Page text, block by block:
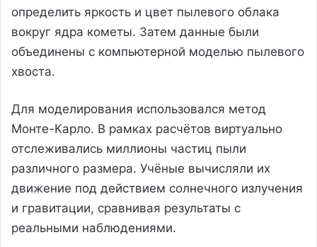
определить яркость и цвет пылевого облака
вокруг ядра кометы. Затем данные были
объединены с компьютерной моделью пылевого
хвоста.
Для моделирования использовался метод
Монте-Карло. В рамках расчётов виртуально
отслеживались миллионы частиц пыли
различного размера. Учёные вычисляли их
движение под действием солнечного излучения
и гравитации, сравнивая результаты с
реальными наблюдениями.